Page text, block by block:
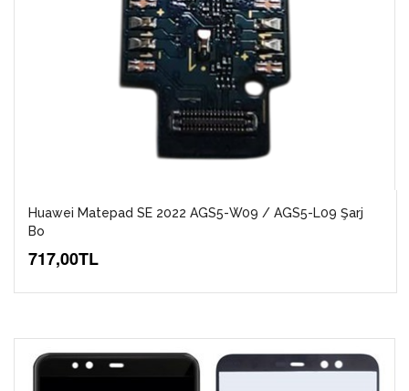
Huawei Matepad SE 2022 AGS5-W09 / AGS5-L09 Şarj
Bo
717,00TL